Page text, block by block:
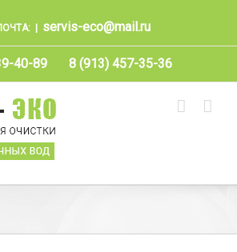
servis-eco@mail.ru
40-89 8 (913) 457-35-36